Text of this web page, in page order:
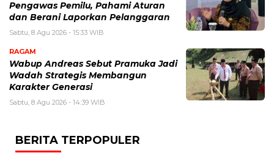
Pengawas Pemilu, Pahami Aturan
dan Berani Laporkan Pelanggaran
Sabtu, 8 Agu 2026 - 15:33 WIB
RAGAM
Wabup Andreas Sebut Pramuka Jadi
Wadah Strategis Membangun
Karakter Generasi ‎
Sabtu, 8 Agu 2026 - 14:39 WIB
BERITA TERPOPULER